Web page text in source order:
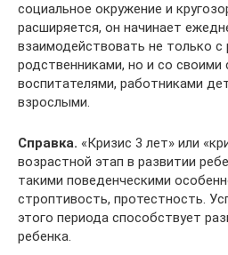
социальное окружение и
расширяется, он начинает
взаимодействовать не только
родственниками, но и со своими
воспитателями, работниками
взрослыми.
Справка. «Кризис 3 лет» или
возрастной этап в развитии
такими поведенческими
строптивость, протестность.
этого периода способствует
ребенка.